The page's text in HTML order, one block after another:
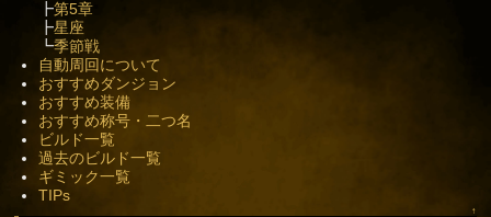
┣第5章
┣星座
┗季節戦
自動周回について
おすすめダンジョン
おすすめ装備
おすすめ称号・二つ名
ビルド一覧
過去のビルド一覧
ギミック一覧
TIPs
↑